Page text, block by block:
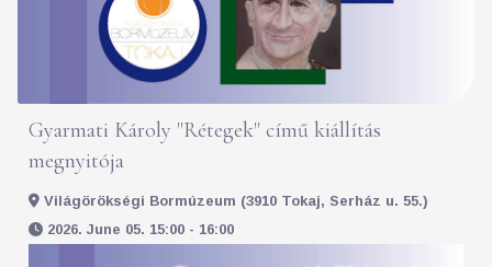
Gyarmati Károly "Rétegek" című kiállítás
megnyitója
Világörökségi Bormúzeum (3910 Tokaj, Serház u. 55.)
2026. June 05. 15:00 - 16:00